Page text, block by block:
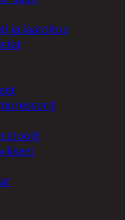
ja laatoitus